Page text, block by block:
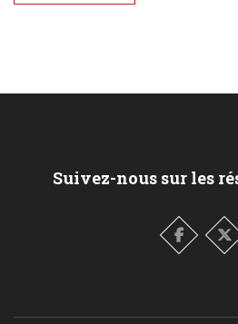
Suivez-nous sur les